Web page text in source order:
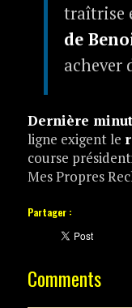
traîtrise
de
achever
Dernière
ligne exigent le
course
Mes Propres
Partager :
Comments